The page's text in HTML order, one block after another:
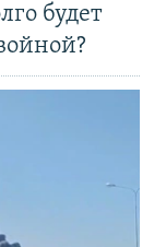
будет